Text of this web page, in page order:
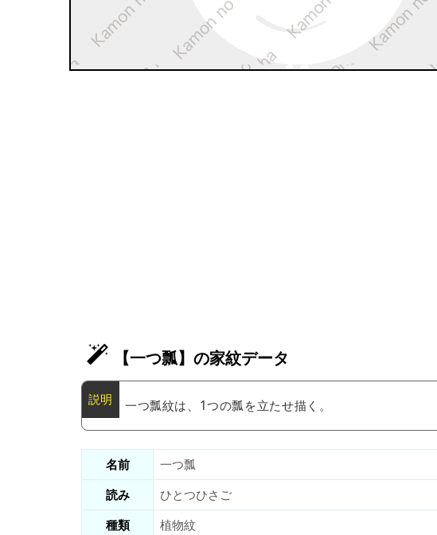
【一つ瓢】の家紋データ
一つ瓢紋は、1つの瓢を立たせ描く。
名前
一つ瓢
読み
ひとつひさご
種類
植物紋